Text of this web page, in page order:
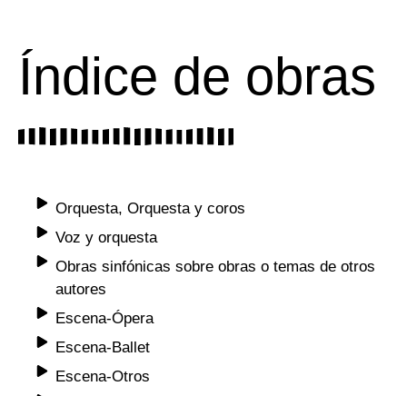
Índice de obras
Orquesta, Orquesta y coros
Voz y orquesta
Obras sinfónicas sobre obras o temas de otros
autores
Escena-Ópera
Escena-Ballet
Escena-Otros